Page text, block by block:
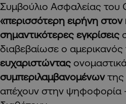
Συμβούλιο Ασφαλείας
«περισσότερη ειρήνη
σημαντικότερες εγκρίσεις
διαβεβαίωσε ο
ευχαριστώντας
συμπεριλαμβανομένωντης
απέχουν στην ψηφοφορία